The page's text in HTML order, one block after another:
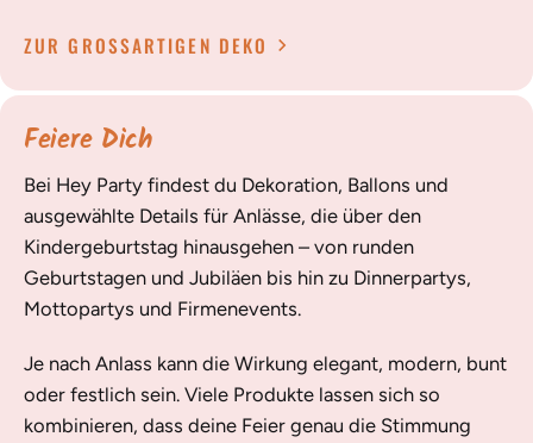
ZUR GROSSARTIGEN DEKO
Feiere Dich
Bei Hey Party findest du Dekoration, Ballons und
ausgewählte Details für Anlässe, die über den
Kindergeburtstag hinausgehen – von runden
Geburtstagen und Jubiläen bis hin zu Dinnerpartys,
Mottopartys und Firmenevents.
Je nach Anlass kann die Wirkung elegant, modern, bunt
oder festlich sein. Viele Produkte lassen sich so
kombinieren, dass deine Feier genau die Stimmung